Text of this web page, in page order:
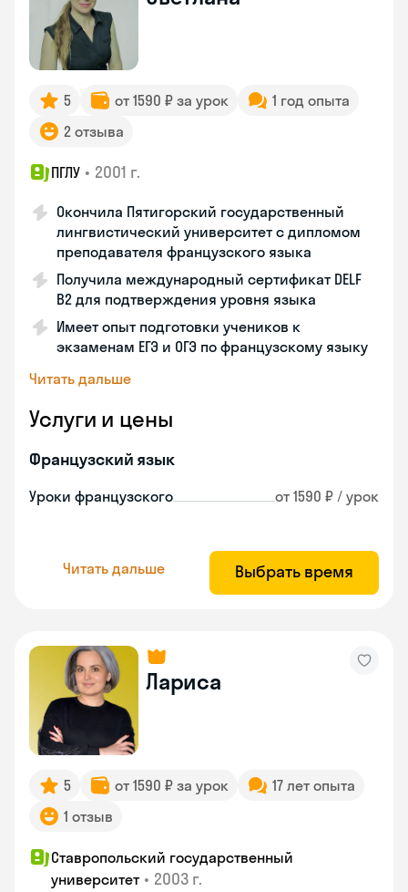
5 от 1590 ₽ за урок
1 год опыта
2 отзыва
ПГЛУ • 2001 г.
Окончила Пятигорский государственный
лингвистический университет с дипломом
преподавателя французского языка
Получила международный сертификат DELF
B2 для подтверждения уровня языка
Имеет опыт подготовки учеников к
экзаменам ЕГЭ и ОГЭ по французскому языку
Читать дальше
Услуги и цены
Французский язык
Уроки французского от 1590 ₽ / урок
Читать дальше Выбрать время
Лариса
5 от 1590 ₽ за урок
17 лет опыта
1 отзыв
Ставропольский государственный
университет • 2003 г.